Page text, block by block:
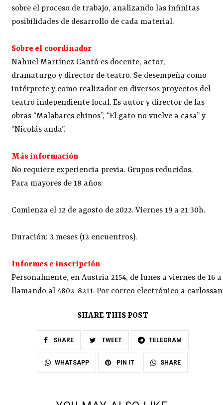
sobre el proceso de trabajo, analizando las infinitas
posibilidades de desarrollo de cada material.
Sobre el coordinador
Nahuel Martínez Cantó es docente, actor,
dramaturgo y director de teatro. Se desempeña como
intérprete y como realizador en diversos proyectos del
teatro independiente local. Es autor y director de las
obras “Malabares chinos”, “El gato no vuelve a casa” y
“Nicolás anda”.
Más información
No requiere experiencia previa. Grupos reducidos.
Para mayores de 18 años.
Comienza el 12 de agosto de 2022. Viernes 19 a 21:30h.
Duración: 3 meses (12 encuentros).
Informes e inscripción
Personalmente, en Austria 2154, de lunes a viernes de
llamando al 4802-8211. Por correo electrónico a
SHARE THIS POST
SHARE TWEET TELEGRAM
WHATSAPP PIN IT SHARE